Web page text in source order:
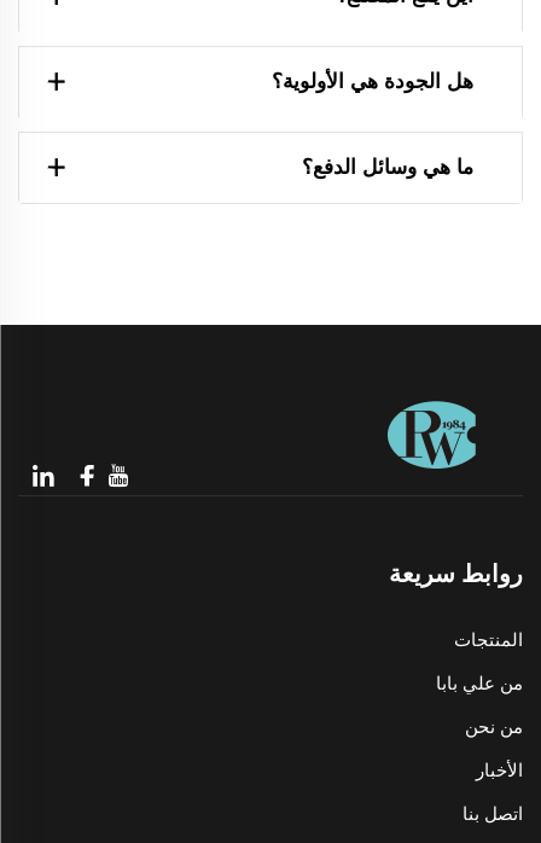
هل الجودة هي الأولوية؟
ما هي وسائل الدفع؟
روابط سريعة
المنتجات
من علي بابا
من نحن
الأخبار
اتصل بنا